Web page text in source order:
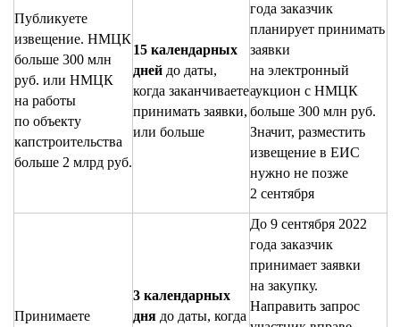
Публикуете
извещение. НМЦК
больше 300 млн
руб. или НМЦК
на работы
по объекту
капстроительства
больше 2 млрд руб.
15 календарных
дней до даты,
когда заканчиваете
принимать заявки,
или больше
года заказчик
планирует принимать
заявки
на электронный
аукцион с НМЦК
больше 300 млн руб.
Значит, разместить
извещение в ЕИС
нужно не позже
2 сентября
Принимаете
3 календарных
дня до даты, когда
До 9 сентября 2022
года заказчик
принимает заявки
на закупку.
Направить запрос